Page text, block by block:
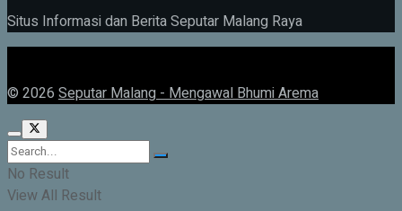
Situs Informasi dan Berita Seputar Malang Raya
© 2026 Seputar Malang - Mengawal Bhumi Arema
No Result
View All Result